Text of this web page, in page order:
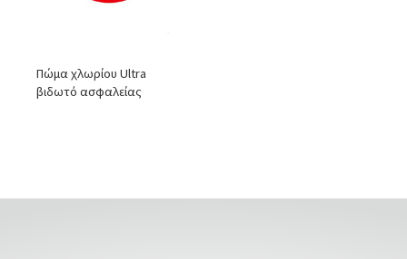
Πώμα χλωρίου Ultra
βιδωτό ασφαλείας